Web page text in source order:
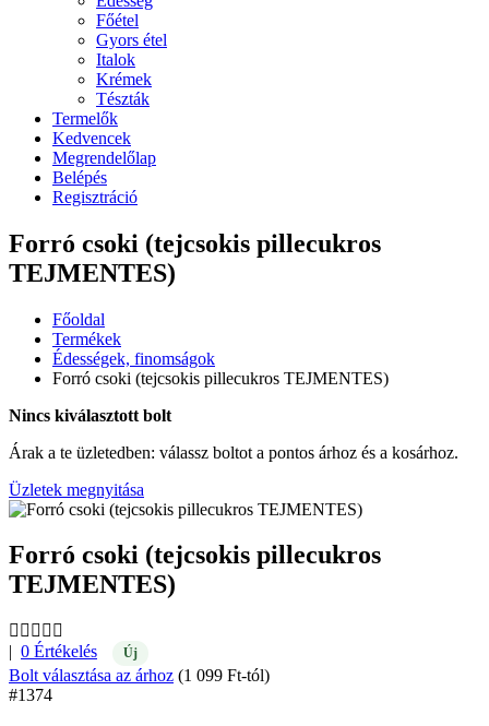
Főétel
Gyors étel
Italok
Krémek
Tészták
Termelők
Kedvencek
Megrendelőlap
Belépés
Regisztráció
Forró csoki (tejcsokis pillecukros
TEJMENTES)
Főoldal
Termékek
Édességek, finomságok
Forró csoki (tejcsokis pillecukros TEJMENTES)
Nincs kiválasztott bolt
Árak a te üzletedben: válassz boltot a pontos árhoz és a kosárhoz.
Üzletek megnyitása
Forró csoki (tejcsokis pillecukros
TEJMENTES)
| 0 Értékelés Új
Bolt választása az árhoz (1 099 Ft-tól)
#1374